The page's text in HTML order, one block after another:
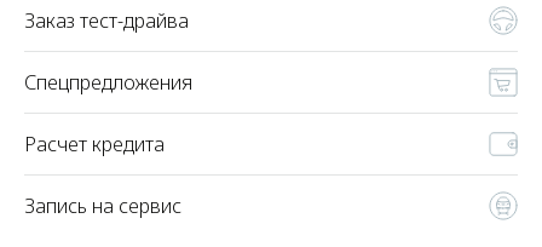
Заказ тест-драйва
Спецпредложения
Расчет кредита
Запись на сервис